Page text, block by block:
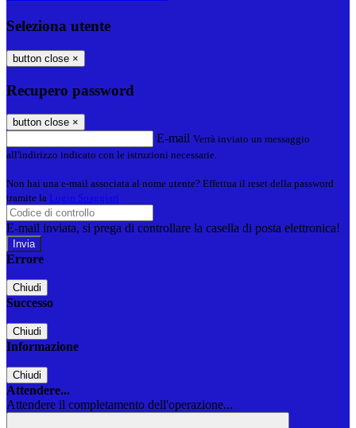
Seleziona utente
button close ×
Recupero password
button close ×
E-mail Verrà inviato un messaggio
all'indirizzo indicato con le istruzioni necessarie.
Non hai una e-mail associata al nome utente? Effettua il reset della password
tramite la Login Spaggiari
E-mail inviata, si prega di controllare la casella di posta elettronica!
Errore
Chiudi
Successo
Chiudi
Informazione
Chiudi
Attendere...
Attendere il completamento dell'operazione...